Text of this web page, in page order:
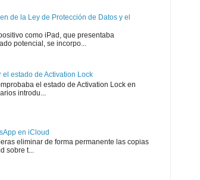
de la Ley de Protección de Datos y el
como iPad, que presentaba
potencial, se incorpo...
estado de Activation Lock
el estado de Activation Lock en
introdu...
en iCloud
eliminar de forma permanente las copias
sobre t...